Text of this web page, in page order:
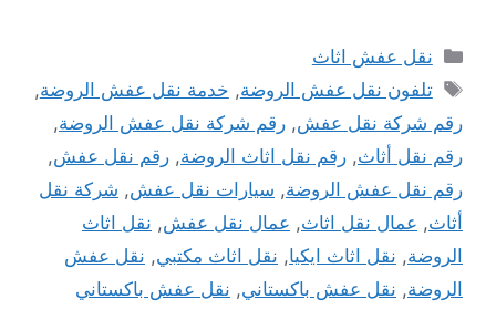
التصنيفات
نقل عفش اثاث
الوسوم
تلفون نقل عفش الروضة, خدمة نقل عفش الروضة,
رقم شركة نقل عفش, رقم شركة نقل عفش الروضة,
رقم نقل أثاث, رقم نقل اثاث الروضة, رقم نقل عفش,
رقم نقل عفش الروضة, سيارات نقل عفش, شركة نقل
أثاث, عمال نقل اثاث, عمال نقل عفش, نقل اثاث
الروضة, نقل اثاث ايكيا, نقل اثاث مكتبي, نقل عفش
الروضة, نقل عفش باكستاني, نقل عفش باكستاني